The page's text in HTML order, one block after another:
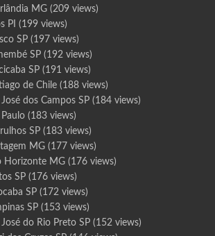
MG(209 views)
PI (199 views)
SP(197 views)
SP(192 views)
SP(191 views)
de Chile(188 views)
dos Campos SP(184 views)
(183 views)
SP(183 views)
MG(177 views)
Horizonte MG(176 views)
SP(176 views)
SP(172 views)
SP(153 views)
do Rio Preto SP(152 views)